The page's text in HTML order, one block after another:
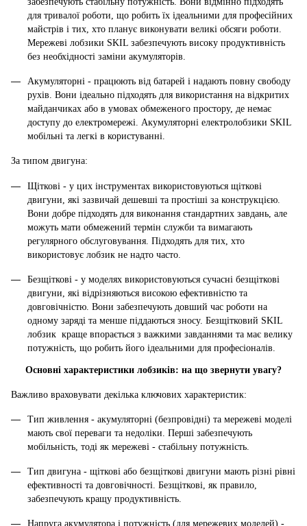
для тривалої роботи, що робить їх ідеальними для професійних
майстрів і тих, хто планує виконувати великі обсяги роботи.
Мережеві лобзики SKIL забезпечують високу продуктивність
без необхідності заміни акумуляторів.
Акумуляторні - працюють від батарей і надають повну свободу
рухів. Вони ідеально підходять для використання на відкритих
майданчиках або в умовах обмеженого простору, де немає
доступу до електромережі. Акумуляторні електролобзики SKIL
мобільні та легкі в користуванні.
За типом двигуна:
Щіткові - у цих інструментах використовуються щіткові
двигуни, які зазвичай дешевші та простіші за конструкцією.
Вони добре підходять для виконання стандартних завдань, але
можуть мати обмежений термін служби та вимагають
регулярного обслуговування. Підходять для тих, хто
використовує лобзик не надто часто.
Безщіткові - у моделях використовуються сучасні безщіткові
двигуни, які відрізняються високою ефективністю та
довговічністю. Вони забезпечують довший час роботи на
одному заряді та менше піддаються зносу. Безщітковий SKIL
лобзик краще впорається з важкими завданнями та має велику
потужність, що робить його ідеальними для професіоналів.
Основні характеристики лобзиків: на що звернути увагу?
Важливо враховувати декілька ключових характеристик:
Тип живлення - акумуляторні (безпровідні) та мережеві моделі
мають свої переваги та недоліки. Перші забезпечують
мобільність, тоді як мережеві - стабільну потужність.
Тип двигуна - щіткові або безщіткові двигуни мають різні рівні
ефективності та довговічності. Безщіткові, як правило,
забезпечують кращу продуктивність.
Напруга акумулятора і потужність (для мережевих моделей) -